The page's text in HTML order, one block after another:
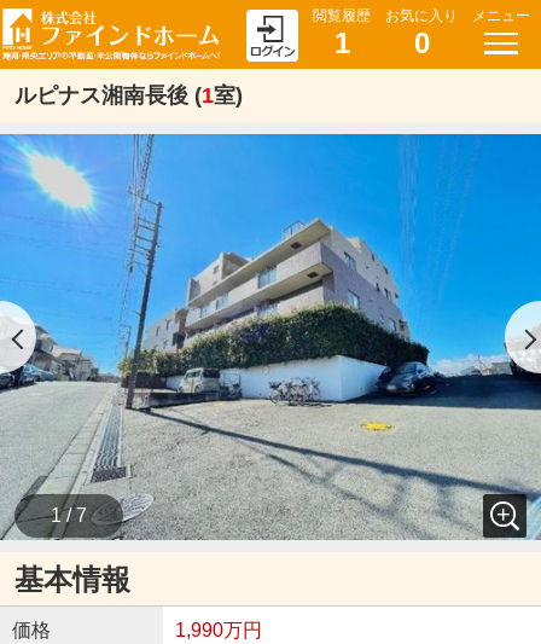
閲覧履歴
1
お気に入り
0
メニュー
ルピナス湘南長後 (1室)
1 / 7
基本情報
価格 1,990万円